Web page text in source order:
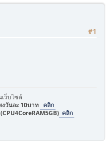
#1
เว็บไซต์
งวันละ 10บาท คลิก
คลิก